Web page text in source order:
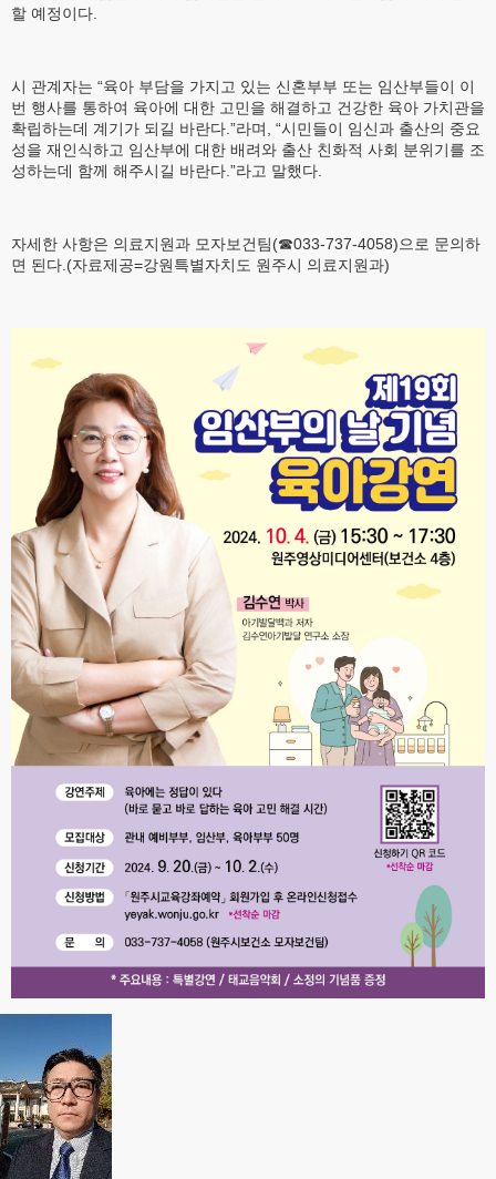
할 예정이다.
시 관계자는 “육아 부담을 가지고 있는 신혼부부 또는 임산부들이 이
번 행사를 통하여 육아에 대한 고민을 해결하고 건강한 육아 가치관을
확립하는데 계기가 되길 바란다.”라며, “시민들이 임신과 출산의 중요
성을 재인식하고 임산부에 대한 배려와 출산 친화적 사회 분위기를 조
성하는데 함께 해주시길 바란다.”라고 말했다.
자세한 사항은 의료지원과 모자보건팀(☎033-737-4058)으로 문의하
면 된다.(자료제공=강원특별자치도 원주시 의료지원과)